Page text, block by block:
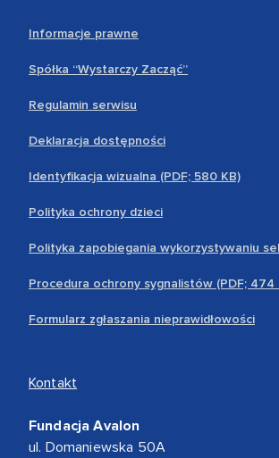
Informacje prawne
Spółka “Wystarczy Zacząć”
Regulamin serwisu
Deklaracja dostępności
Identyfikacja wizualna (PDF; 580 KB)
Polityka ochrony dzieci
Polityka zapobiegania wykorzystywaniu
Procedura ochrony sygnalistów (PDF; 474
Formularz zgłaszania nieprawidłowości
Kontakt
Fundacja Avalon
ul. Domaniewska 50A